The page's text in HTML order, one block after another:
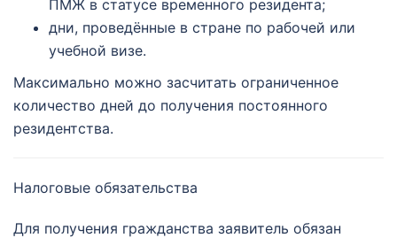
ПМЖ в статусе временного резидента;
дни, проведённые в стране по рабочей или
учебной визе.
Максимально можно засчитать ограниченное
количество дней до получения постоянного
резидентства.
Налоговые обязательства
Для получения гражданства заявитель обязан